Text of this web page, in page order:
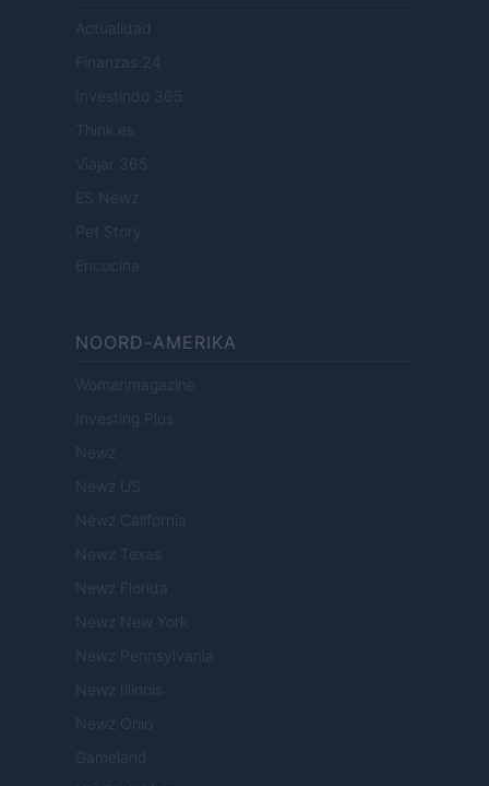
Actualidad
Finanzas 24
Investindo 365
Think.es
Viajar 365
ES Newz
Pet Story
Encocina
NOORD-AMERIKA
Womanmagazine
Investing Plus
Newz
Newz US
Newz California
Newz Texas
Newz Florida
Newz New York
Newz Pennsylvania
Newz Illinois
Newz Ohio
Gameland